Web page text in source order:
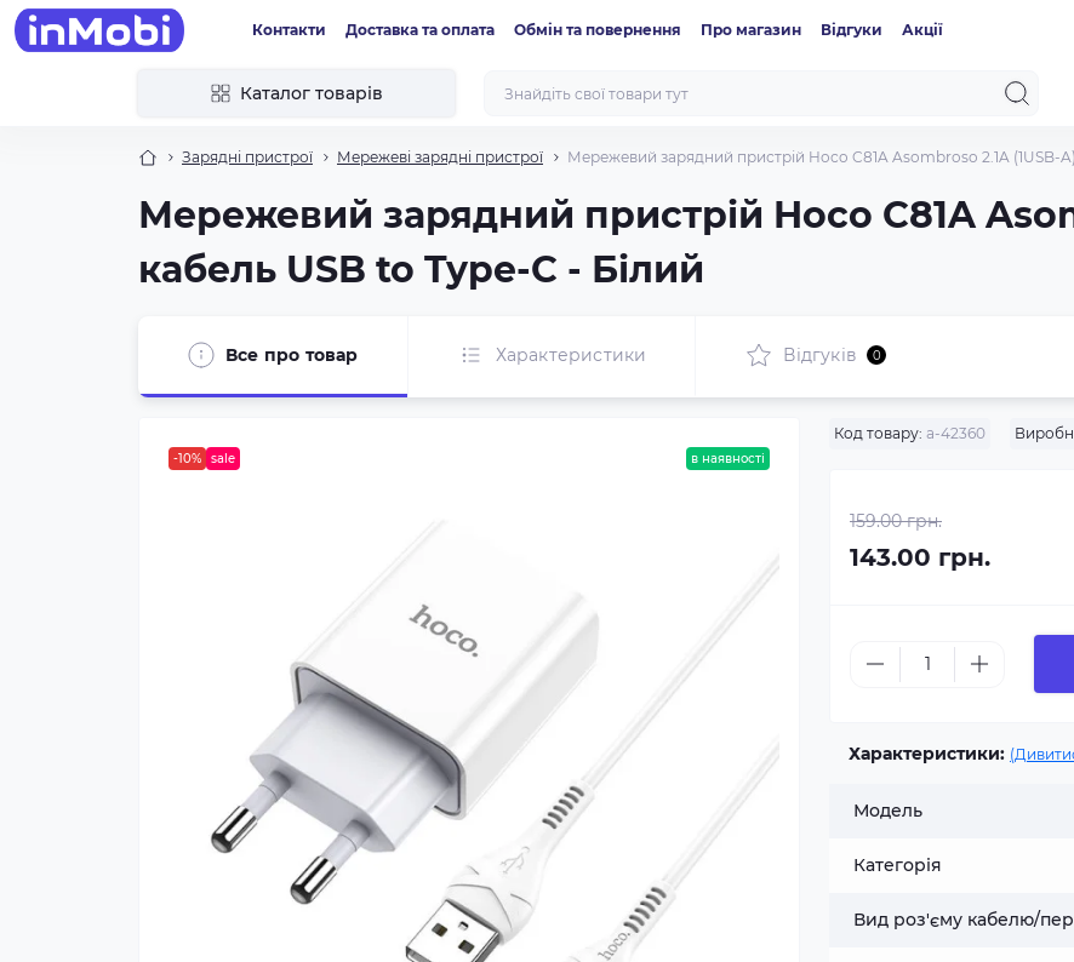
Контакти Доставка та оплата Обмін та повернення Про магазин Відгуки Акції
Каталог товарів
Зарядні пристрої Мережеві зарядні пристрої Мережевий зарядний пристрій Hoco C81A Asombroso 2.1A (1USB-
Мережевий зарядний пристрій Hoco C81A
кабель USB to Type-C - Білий
Все про товар Характеристики Відгуків 0
-10% sale в наявності
Код товару: a-42360
159.00 грн.
143.00 грн.
Характеристики:
Модель
Категорія
Вид роз'єму кабелю/